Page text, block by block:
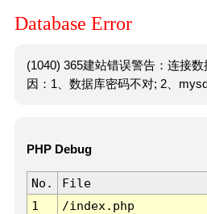
Database Error
(1040) 365建站错误警告：连接
因：1、数据库密码不对; 2、
PHP Debug
No. File
1
/index.php